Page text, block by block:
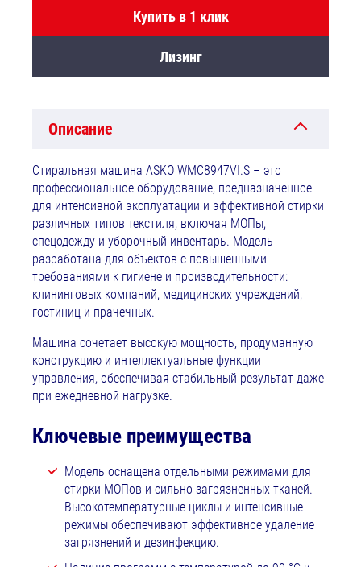
Купить в 1 клик
Лизинг
Описание
Стиральная машина ASKO WMC8947VI.S – это
профессиональное оборудование, предназначенное
для интенсивной эксплуатации и эффективной стирки
различных типов текстиля, включая МОПы,
спецодежду и уборочный инвентарь. Модель
разработана для объектов с повышенными
требованиями к гигиене и производительности:
клининговых компаний, медицинских учреждений,
гостиниц и прачечных.
Машина сочетает высокую мощность, продуманную
конструкцию и интеллектуальные функции
управления, обеспечивая стабильный результат даже
при ежедневной нагрузке.
Ключевые преимущества
Модель оснащена отдельными режимами для
стирки МОПов и сильно загрязненных тканей.
Высокотемпературные циклы и интенсивные
режимы обеспечивают эффективное удаление
загрязнений и дезинфекцию.